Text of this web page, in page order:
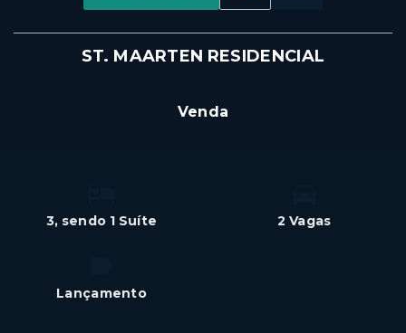
ST. MAARTEN RESIDENCIAL
Venda
3, sendo 1 Suíte 2 Vagas
Lançamento